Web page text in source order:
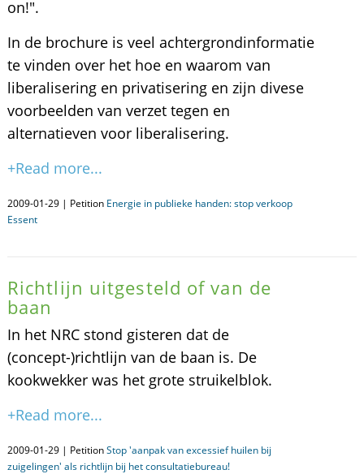
on!".
In de brochure is veel achtergrondinformatie
te vinden over het hoe en waarom van
liberalisering en privatisering en zijn divese
voorbeelden van verzet tegen en
alternatieven voor liberalisering.
+Read more...
2009-01-29 | Petition Energie in publieke handen: stop verkoop
Essent
Richtlijn uitgesteld of van de
baan
In het NRC stond gisteren dat de
(concept-)richtlijn van de baan is. De
kookwekker was het grote struikelblok.
+Read more...
2009-01-29 | PetitionStop 'aanpak van excessief huilen bij
zuigelingen' als richtlijn bij het consultatiebureau!